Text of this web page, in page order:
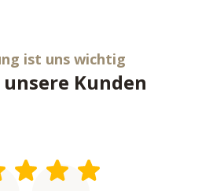
ist uns wichtig
unsere Kunden